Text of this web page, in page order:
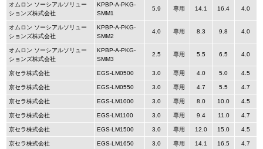
オムロン ソーシアルソリュー
ションズ株式会社
KPBP-A-PKG-
SMM1
5.9 専用 14.1 16.4 4.0
オムロン ソーシアルソリュー
ションズ株式会社
KPBP-A-PKG-
SMM2
4.0 専用 8.3 9.8 4.0
オムロン ソーシアルソリュー
ションズ株式会社
KPBP-A-PKG-
SMM3
2.5 専用 5.5 6.5 4.0
京セラ株式会社 EGS-LM0500 3.0 専用 4.0 5.0 4.5
京セラ株式会社 EGS-LM0550 3.0 専用 4.7 5.5 4.7
京セラ株式会社 EGS-LM1000 3.0 専用 8.0 10.0 4.5
京セラ株式会社 EGS-LM1100 3.0 専用 9.4 11.0 4.7
京セラ株式会社 EGS-LM1500 3.0 専用 12.0 15.0 4.5
京セラ株式会社 EGS-LM1650 3.0 専用 14.1 16.5 4.7